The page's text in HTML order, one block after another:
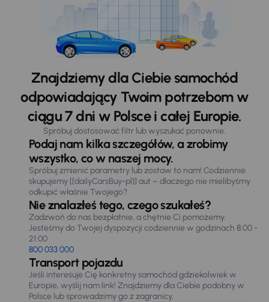
Znajdziemy dla Ciebie samochód
odpowiadający Twoim potrzebom w
ciągu 7 dni w Polsce i całej Europie.
Spróbuj dostosować filtr lub wyszukać ponownie.
Podaj nam kilka szczegółów, a zrobimy
wszystko, co w naszej mocy.
Spróbuj zmienić parametry lub zostaw to nam! Codziennie
skupujemy [[dailyCarsBuy-pl]] aut – dlaczego nie mielibyśmy
odkupić właśnie Twojego?
Nie znalazłeś tego, czego szukałeś?
Zadzwoń do nas bezpłatnie, a chętnie Ci pomożemy.
Jesteśmy do Twojej dyspozycji codziennie w godzinach 8:00 -
21:00
800 033 000
Transport pojazdu
Jeśli interesuje Cię konkretny samochód gdziekolwiek w
Europie, wyślij nam link! Znajdziemy dla Ciebie podobny w
Polsce lub sprowadzimy go z zagranicy.